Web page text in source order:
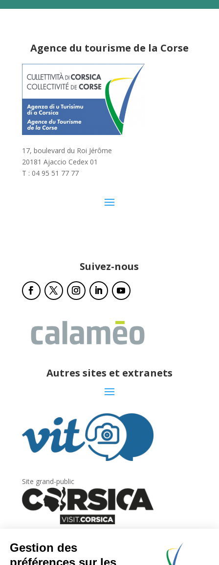
Agence du tourisme de la Corse
17, boulevard du Roi Jérôme
20181 Ajaccio Cedex 01
T : 04 95 51 77 77
Suivez-nous
Autres sites et extranets
Site grand-public
Newsletter